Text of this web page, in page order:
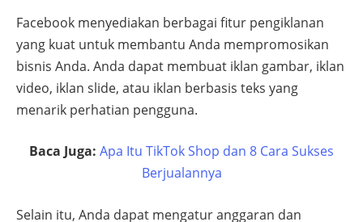
Facebook menyediakan berbagai fitur pengiklanan
yang kuat untuk membantu Anda mempromosikan
bisnis Anda. Anda dapat membuat iklan gambar, iklan
video, iklan slide, atau iklan berbasis teks yang
menarik perhatian pengguna.
Baca Juga: Apa Itu TikTok Shop dan 8 Cara Sukses
Berjualannya
Selain itu, Anda dapat mengatur anggaran dan